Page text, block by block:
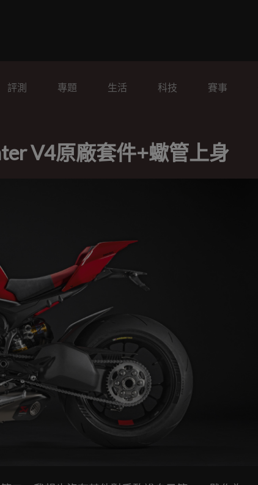
評測 專題 生活 科技 賽事
V4原廠套件+蠍管上身